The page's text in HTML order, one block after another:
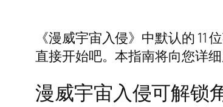
《漫威宇宙入侵》中默认的
直接开始吧。本指南将向您详
漫威宇宙入侵可解锁